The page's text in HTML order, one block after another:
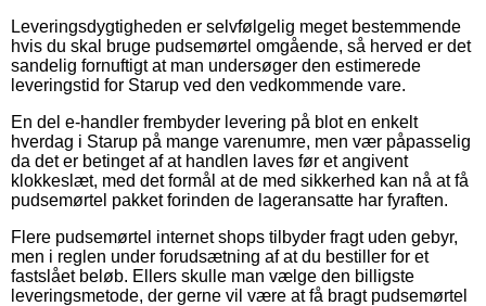
Leveringsdygtigheden er selvfølgelig meget bestemmende
hvis du skal bruge pudsemørtel omgående, så herved er det
sandelig fornuftigt at man undersøger den estimerede
leveringstid for Starup ved den vedkommende vare.
En del e-handler frembyder levering på blot en enkelt
hverdag i Starup på mange varenumre, men vær påpasselig
da det er betinget af at handlen laves før et angivent
klokkeslæt, med det formål at de med sikkerhed kan nå at få
pudsemørtel pakket forinden de lageransatte har fyraften.
Flere pudsemørtel internet shops tilbyder fragt uden gebyr,
men i reglen under forudsætning af at du bestiller for et
fastslået beløb. Ellers skulle man vælge den billigste
leveringsmetode, der gerne vil være at få bragt pudsemørtel